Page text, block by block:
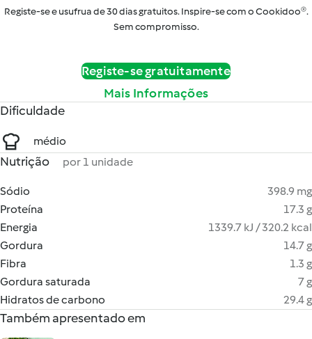
Registe-se e usufrua de 30 dias gratuitos. Inspire-se com o Cookidoo®.
Sem compromisso.
Registe-se gratuitamente
Mais Informações
Dificuldade
médio
Nutrição por 1 unidade
Sódio
398.9 mg
Proteína
17.3 g
Energia
1339.7 kJ / 320.2 kcal
Gordura
14.7 g
Fibra
1.3 g
Gordura saturada
7 g
Hidratos de carbono
29.4 g
Também apresentado em